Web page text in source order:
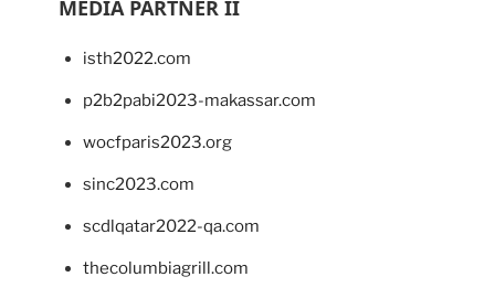
MEDIA PARTNER II
isth2022.com
p2b2pabi2023-makassar.com
wocfparis2023.org
sinc2023.com
scdlqatar2022-qa.com
thecolumbiagrill.com